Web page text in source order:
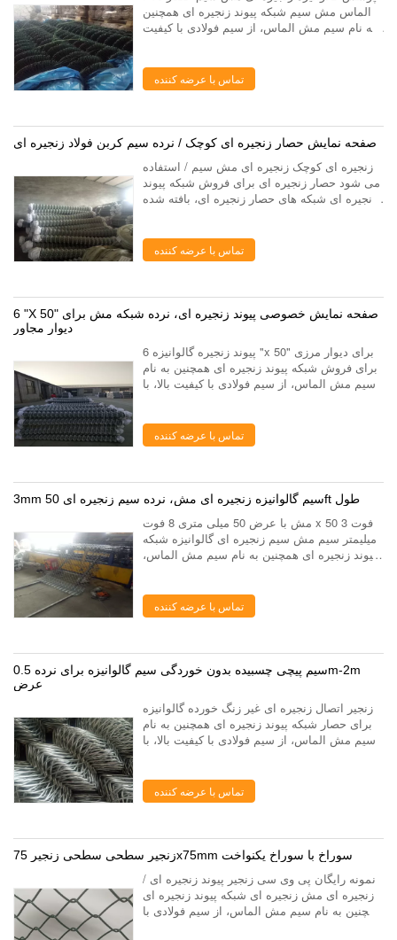
الماس مش سیم شبکه پیوند زنجیره ای همچنین
به نام سیم مش الماس، از سیم فولادی با کیفیت
تماس با عرضه کننده
صفحه نمایش حصار زنجیره ای کوچک / نرده سیم کربن فولاد زنجیره ای
زنجیره ای کوچک زنجیره ای مش سیم / استفاده
می شود حصار زنجیره ای برای فروش شبکه پیوند
زنجیره ای شبکه های حصار زنجیره ای، بافته شده
تماس با عرضه کننده
6 "X 50" صفحه نمایش خصوصی پیوند زنجیره ای، نرده شبکه مش برای
دیوار مجاور
پیوند زنجیره گالوانیزه 6 "x 50" برای دیوار مرزی
برای فروش شبکه پیوند زنجیره ای همچنین به نام
سیم مش الماس، از سیم فولادی با کیفیت بالا، با
تماس با عرضه کننده
3mm سیم گالوانیزه زنجیره ای مش، نرده سیم زنجیره ای 50ft طول
مش با عرض 50 میلی متری 8 فوت x 50 فوت 3
میلیمتر سیم مش سیم زنجیره ای گالوانیزه شبکه
پیوند زنجیره ای همچنین به نام سیم مش الماس،
تماس با عرضه کننده
سیم پیچی چسبیده بدون خوردگی سیم گالوانیزه برای نرده 0.5m-2m
عرض
زنجیر اتصال زنجیره ای غیر زنگ خورده گالوانیزه
برای حصار شبکه پیوند زنجیره ای همچنین به نام
سیم مش الماس، از سیم فولادی با کیفیت بالا، با
تماس با عرضه کننده
زنجیر سطحی سطحی زنجیر 75x75mm سوراخ با سوراخ یکنواخت
نمونه رایگان پی وی سی زنجیر پیوند زنجیره ای /
زنجیره ای مش زنجیره ای شبکه پیوند زنجیره ای
همچنین به نام سیم مش الماس، از سیم فولادی با